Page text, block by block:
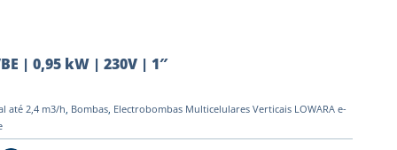
| 0,95 kW | 230V | 1″
até 2,4 m3/h Bombas, Electrobombas Multicelulares Verticais LOWARA e-